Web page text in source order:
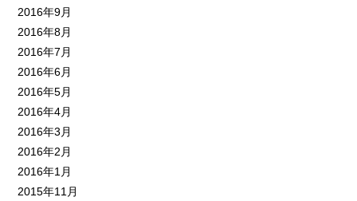
2016年9月
2016年8月
2016年7月
2016年6月
2016年5月
2016年4月
2016年3月
2016年2月
2016年1月
2015年11月